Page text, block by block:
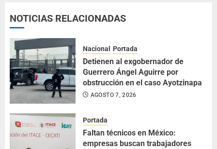
NOTICIAS RELACIONADAS
Nacional Portada
Detienen al exgobernador de
Guerrero Ángel Aguirre por
obstrucción en el caso Ayotzinapa
AGOSTO 7, 2026
Portada
Faltan técnicos en México:
empresas buscan trabajadores